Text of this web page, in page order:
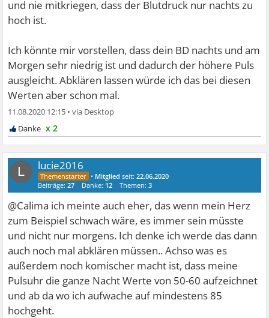
und nie mitkriegen, dass der Blutdruck nur nachts zu
hoch ist.
Ich könnte mir vorstellen, dass dein BD nachts und am
Morgen sehr niedrig ist und dadurch der höhere Puls
ausgleicht. Abklären lassen würde ich das bei diesen
Werten aber schon mal.
11.08.2020 12:15 •
x 2
L lucie2016
• Mitglied seit:22.06.2020
Beiträge:27 Danke: 12 Themen:3
@Calima ich meinte auch eher, das wenn mein Herz
zum Beispiel schwach wäre, es immer sein müsste
und nicht nur morgens. Ich denke ich werde das dann
auch noch mal abklären müssen.. Achso was es
außerdem noch komischer macht ist, dass meine
Pulsuhr die ganze Nacht Werte von 50-60 aufzeichnet
und ab da wo ich aufwache auf mindestens 85
hochgeht.